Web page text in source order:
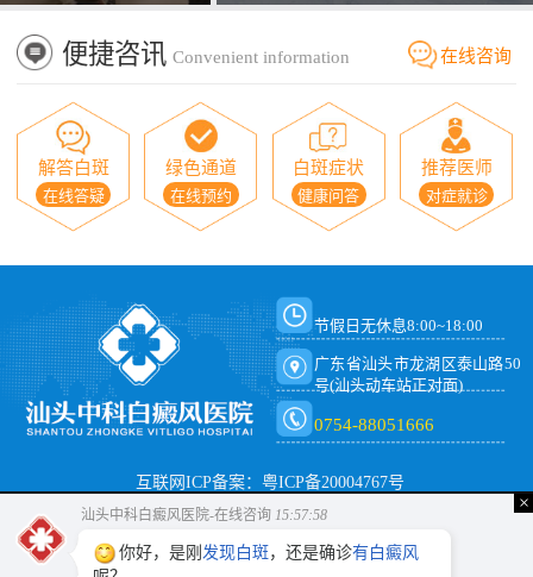
便捷咨讯 Convenient information 在线咨询
解答白斑
在线答疑
绿色通道
在线预约
白斑症状
健康问答
推荐医师
对症就诊
节假日无休息8:00~18:00
广东省汕头市龙湖区泰山路50
号(汕头动车站正对面)
0754-88051666
互联网ICP备案：粤ICP备20004767号
×
汕头中科白癜风医院-在线咨询 15:57:59
你好，是刚 发现白斑 ，还是确诊有白癜风